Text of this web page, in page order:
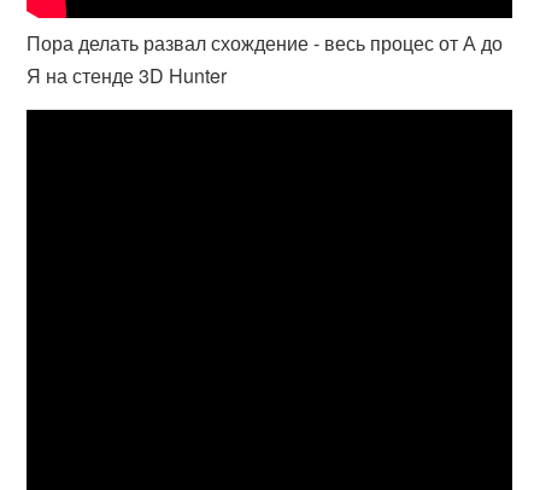
Пора делать развал схождение - весь процес от А до
Я на стенде 3D Hunter